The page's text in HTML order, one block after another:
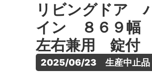
リビングドア
イン ８６９幅
左右兼用 錠付
2025/06/23　生産中止品